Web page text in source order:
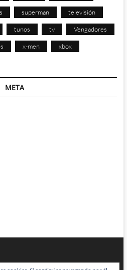
superman televisión
tunos tv Vengadores
x-men xbox
META